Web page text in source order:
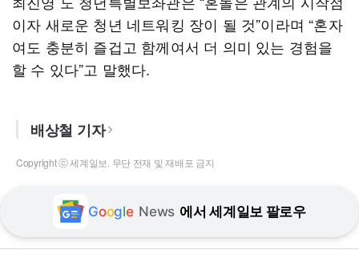
이자 새로운 청년 네트워킹 장이 될 것”이라며 “혼자
여도 충분히 즐겁고 함께여서 더 의미 있는 경험을
할 수 있다”고 말했다.
배상철 기자
Copyright ⓒ 세계일보. 무단 전재 및 재배포 금지
Google News 에서 세계일보 팔로우